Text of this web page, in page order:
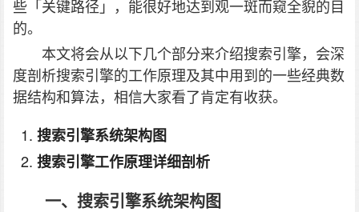
些「关键路径」，能很好地达到观一斑而窥全貎的目
的。
本文将会从以下几个部分来介绍搜索引擎，会深
度剖析搜索引擎的工作原理及其中用到的一些经典数
据结构和算法，相信大家看了肯定有收获。
搜索引擎系统架构图
搜索引擎工作原理详细剖析
一、搜索引擎系统架构图